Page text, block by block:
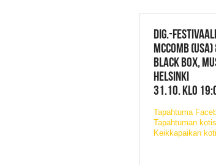
DIG.-
MCCOMB (USA)
BLACK BOX,
HELSINKI
31.10. KLO
Tapahtuma
Tapahtuman
Keikkapaikan